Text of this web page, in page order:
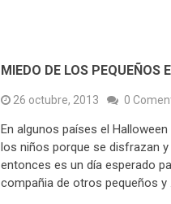
MIEDO DE LOS PEQUEÑOS
26 octubre, 2013 0
En algunos países el
los niños porque se disfrazan y
entonces es un día esperado
compañia de otros pequeños y …